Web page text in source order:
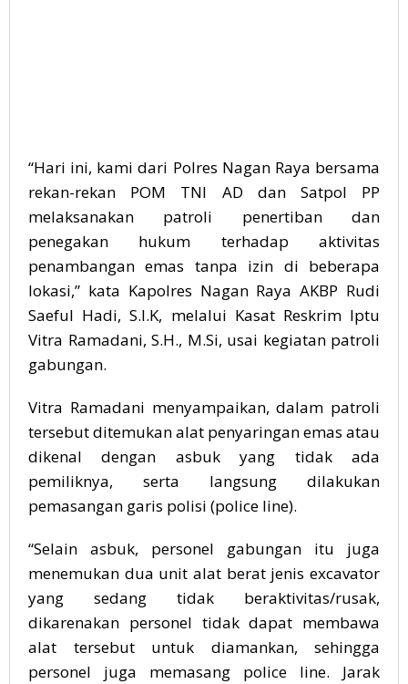
“Hari ini, kami dari Polres Nagan Raya bersama
rekan-rekan POM TNI AD dan Satpol PP
melaksanakan patroli penertiban dan
penegakan hukum terhadap aktivitas
penambangan emas tanpa izin di beberapa
lokasi,” kata Kapolres Nagan Raya AKBP Rudi
Saeful Hadi, S.I.K, melalui Kasat Reskrim Iptu
Vitra Ramadani, S.H., M.Si, usai kegiatan patroli
gabungan.
Vitra Ramadani menyampaikan, dalam patroli
tersebut ditemukan alat penyaringan emas atau
dikenal dengan asbuk yang tidak ada
pemiliknya, serta langsung dilakukan
pemasangan garis polisi (police line).
“Selain asbuk, personel gabungan itu juga
menemukan dua unit alat berat jenis excavator
yang sedang tidak beraktivitas/rusak,
dikarenakan personel tidak dapat membawa
alat tersebut untuk diamankan, sehingga
personel juga memasang police line. Jarak